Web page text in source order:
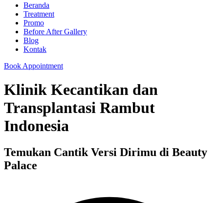
Beranda
Treatment
Promo
Before After Gallery
Blog
Kontak
Book Appointment
Klinik Kecantikan dan
Transplantasi Rambut
Indonesia
Temukan Cantik Versi Dirimu di Beauty
Palace